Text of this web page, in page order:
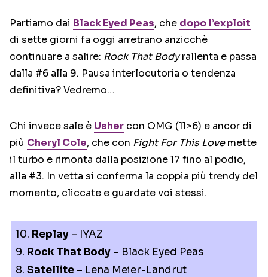
Partiamo dai Black Eyed Peas, che dopo l’exploit
di sette giorni fa oggi arretrano anzicchè
continuare a salire: Rock That Bodyrallenta e passa
dalla #6 alla 9. Pausa interlocutoria o tendenza
definitiva? Vedremo…
Chi invece sale è Usher con OMG (11>6) e ancor di
più Cheryl Cole, che con Fight For This Lovemette
il turbo e rimonta dalla posizione 17 fino al podio,
alla #3. In vetta si conferma la coppia più trendy del
momento, cliccate e guardate voi stessi.
10. Replay – IYAZ
9. Rock That Body – Black Eyed Peas
8. Satellite – Lena Meier-Landrut